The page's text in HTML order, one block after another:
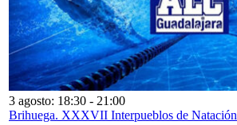
3 agosto: 18:30 - 21:00
Brihuega. XXXVII Interpueblos de Natación